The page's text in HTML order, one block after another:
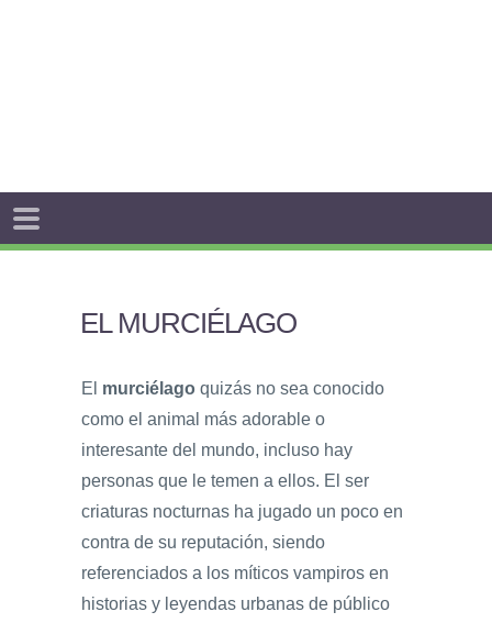
EL MURCIÉLAGO
El murciélago quizás no sea conocido
como el animal más adorable o
interesante del mundo, incluso hay
personas que le temen a ellos. El ser
criaturas nocturnas ha jugado un poco en
contra de su reputación, siendo
referenciados a los míticos vampiros en
historias y leyendas urbanas de público